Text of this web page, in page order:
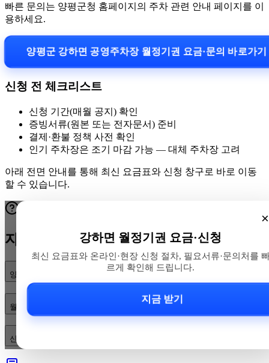
빠른 문의는 양평군청 홈페이지의 주차 관련 안내 페이지를 이
용하세요.
양평군 강하면 공영주차장 월정기권 요금·문의 바로가기
신청 전 체크리스트
신청 기간(매월 공지) 확인
증빙서류(원본 또는 전자문서) 준비
결제·환불 정책 사전 확인
인기 주차장은 조기 마감 가능 — 대체 주차장 고려
아래 전면 안내를 통해 최신 요금표와 신청 창구로 바로 이동
할 수 있습니다.
×
강하면 월정기권 요금·신청
최신 요금표와 온라인·현장 신청 절차, 필요서류·문의처를
르게 확인해 드립니다.
지금 받기
자주 묻는 질문
양평군 강하면 공영주차장 월정기권 요금은 얼마인가요?
월정기권은 어떻게 신청하나요?
신청에 필요한 서류와 유효기간·환불 규정은 어떻게 되나요?